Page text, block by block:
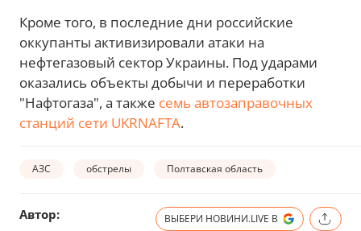
Кроме того, в последние дни российские
оккупанты активизировали атаки на
нефтегазовый сектор Украины. Под ударами
оказались объекты добычи и переработки
"Нафтогаза", а также семь автозаправочных
станций сети UKRNAFTA.
АЗС обстрелы Полтавская область
Автор: ВЫБЕРИ НОВИНИ.LIVE В